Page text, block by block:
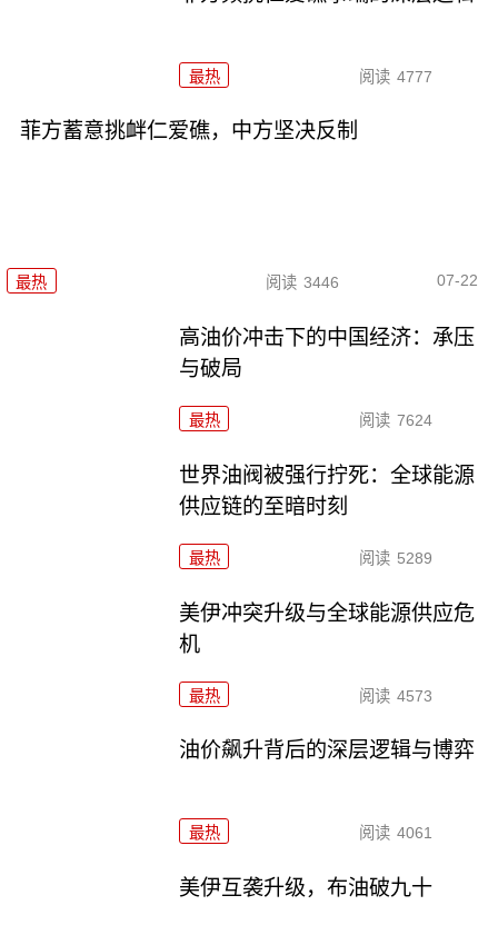
最热 阅读 4777
菲方蓄意挑衅仁爱礁，中方坚决反制
最热 阅读 3446 07-22
高油价冲击下的中国经济：承压
与破局
最热 阅读 7624
世界油阀被强行拧死：全球能源
供应链的至暗时刻
最热 阅读 5289
美伊冲突升级与全球能源供应危
机
最热 阅读 4573
油价飙升背后的深层逻辑与博弈
最热 阅读 4061
美伊互袭升级，布油破九十